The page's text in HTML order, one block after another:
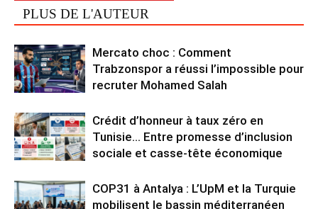
PLUS DE L'AUTEUR
Mercato choc : Comment
Trabzonspor a réussi l’impossible pour
recruter Mohamed Salah
Crédit d’honneur à taux zéro en
Tunisie… Entre promesse d’inclusion
sociale et casse-tête économique
COP31 à Antalya : L’UpM et la Turquie
mobilisent le bassin méditerranéen